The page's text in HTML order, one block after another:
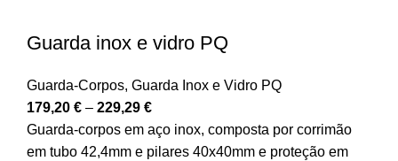
Guarda inox e vidro PQ
Guarda-Corpos, Guarda Inox e Vidro PQ
179,20 € – 229,29 €
Guarda-corpos em aço inox, composta por corrimão
em tubo 42,4mm e pilares 40x40mm e proteção em